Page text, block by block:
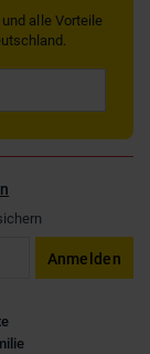
alle Vorteile
Anmelden